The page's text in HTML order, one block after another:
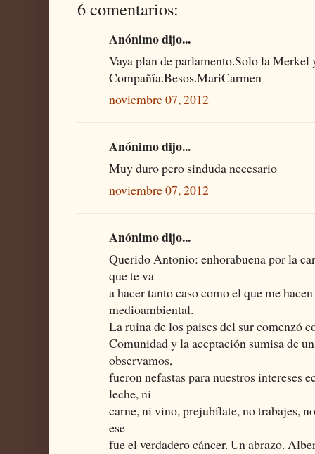
6 comentarios:
Anónimo dijo...
Vaya plan de parlamento.Solo la Merkel
Compañîa.Besos.MariCarmen
noviembre 07, 2012
Anónimo dijo...
Muy duro pero sinduda necesario
noviembre 07, 2012
Anónimo dijo...
Querido Antonio: enhorabuena por la
que te va
a hacer tanto caso como el que me
medioambiental.
La ruina de los paises del sur comenzó
Comunidad y la aceptación sumisa de
observamos,
fueron nefastas para nuestros intereses
leche, ni
carne, ni vino, prejubílate, no trabajes,
ese
fue el verdadero cáncer. Un abrazo.